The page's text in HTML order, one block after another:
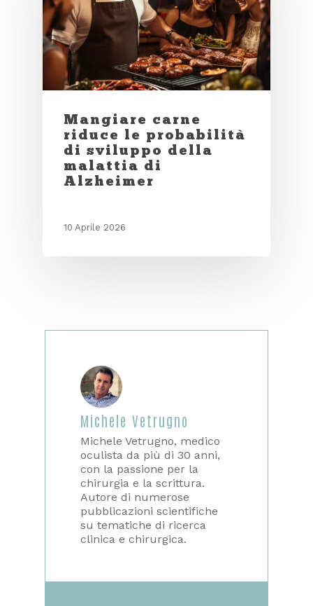
Mangiare carne
riduce le probabilità
di sviluppo della
malattia di
Alzheimer
10 Aprile 2026
Michele Vetrugno
Michele Vetrugno, medico
oculista da più di 30 anni,
con la passione per la
chirurgia e la scrittura.
Autore di numerose
pubblicazioni scientifiche
su tematiche di ricerca
clinica e chirurgica.